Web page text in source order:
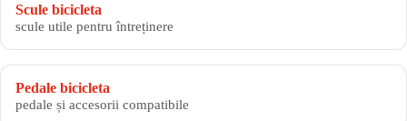
Scule bicicleta
scule utile pentru întreținere
Pedale bicicleta
pedale și accesorii compatibile